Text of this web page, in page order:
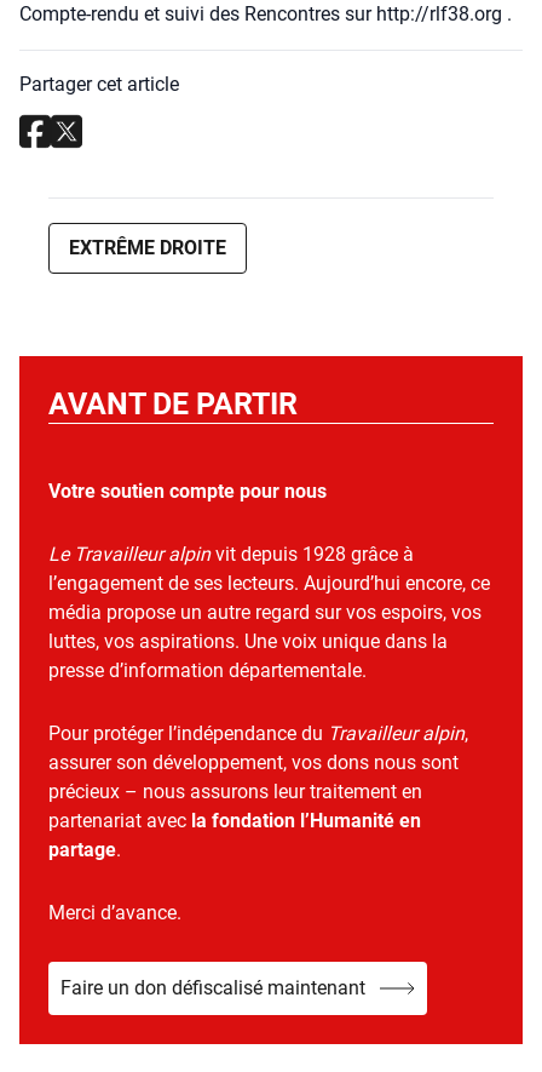
Compte-ren­du et sui­vi des Ren­contres sur http://rlf38.org .
Partager cet article
EXTRÊME DROITE
AVANT DE PARTIR
Votre soutien compte pour nous
Le Travailleur alpinvit depuis 1928 grâce à
l’engagement de ses lecteurs. Aujourd’hui encore, ce
média propose un autre regard sur vos espoirs, vos
luttes, vos aspirations. Une voix unique dans la
presse d’information départementale.
Pour protéger l’indépendance du Travailleur alpin,
assurer son développement, vos dons nous sont
précieux – nous assurons leur traitement en
partenariat avec la fondation l’Humanité en
partage.
Merci d’avance.
Faire un don défiscalisé maintenant